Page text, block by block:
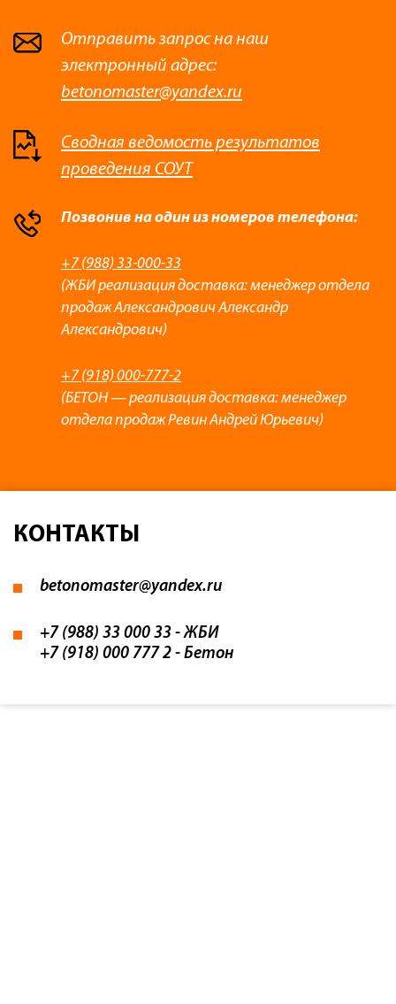
Отправить запрос на наш
электронный адрес:
betonomaster@yandex.ru
Сводная ведомость результатов
проведения СОУТ
Позвонив на один из номеров телефона:
+7 (988) 33-000-33
(ЖБИ реализация доставка: менеджер отдела
продаж Александрович Александр
Александрович)
+7 (918) 000-777-2
(БЕТОН — реализация доставка: менеджер
отдела продаж Ревин Андрей Юрьевич)
КОНТАКТЫ
betonomaster@yandex.ru
+7 (988) 33 000 33 - ЖБИ
+7 (918) 000 777 2 - Бетон